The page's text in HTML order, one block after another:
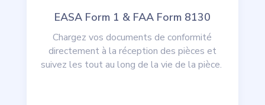
EASA Form 1 & FAA Form 8130
Chargez vos documents de conformité
directement à la réception des pièces et
suivez les tout au long de la vie de la pièce.